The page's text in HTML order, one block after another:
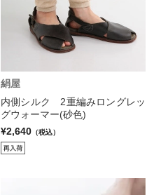
絹屋
内側シルク 2重編みロングレッ
グウォーマー(砂色)
¥2,640 （税込）